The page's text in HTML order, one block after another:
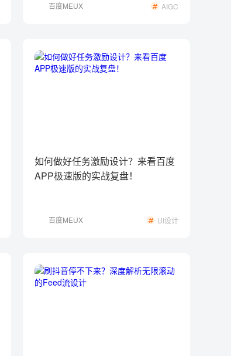
百度MEUX AIGC
如何做好任务激励设计？来看百度
APP极速版的实战复盘！
百度MEUX UI设计